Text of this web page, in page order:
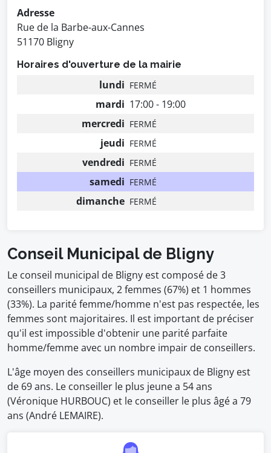
Adresse
Rue de la Barbe-aux-Cannes
51170 Bligny
Horaires d'ouverture de la mairie
lundi FERMÉ
mardi 17:00 - 19:00
mercredi FERMÉ
jeudi FERMÉ
vendredi FERMÉ
samedi FERMÉ
dimanche FERMÉ
Conseil Municipal de Bligny
Le conseil municipal de Bligny est composé de 3
conseillers municipaux, 2 femmes (67%) et 1 hommes
(33%). La parité femme/homme n'est pas respectée, les
femmes sont majoritaires. Il est important de préciser
qu'il est impossible d'obtenir une parité parfaite
homme/femme avec un nombre impair de conseillers.
L'âge moyen des conseillers municipaux de Bligny est
de 69 ans. Le conseiller le plus jeune a 54 ans
(Véronique HURBOUC) et le conseiller le plus âgé a 79
ans (André LEMAIRE).